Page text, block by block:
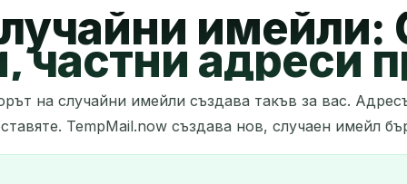
имейли:
адреси
на случайни имейли създава такъв за вас.
TempMail.now създава нов, случаен имейл